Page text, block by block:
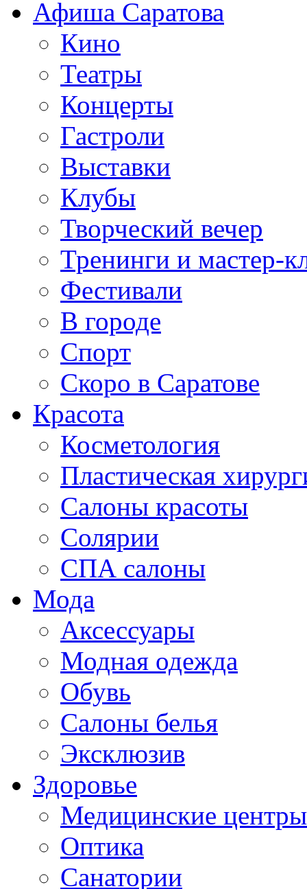
Афиша Саратова
Кино
Театры
Концерты
Гастроли
Выставки
Клубы
Творческий вечер
Тренинги и мастер-
Фестивали
В городе
Спорт
Скоро в Саратове
Красота
Косметология
Пластическая
Салоны красоты
Солярии
СПА салоны
Мода
Аксессуары
Модная одежда
Обувь
Салоны белья
Эксклюзив
Здоровье
Медицинские центры
Оптика
Санатории